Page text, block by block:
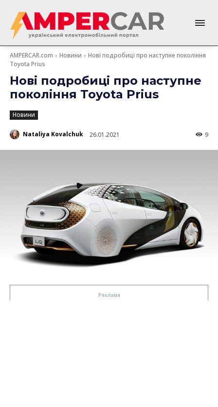
AMPERCAR.com Новини
Нові подробиці про наступне покоління
Toyota Prius
Нові подробиці про наступне
покоління Toyota Prius
Новини
Nataliya Kovalchuk 26.01.2021 9